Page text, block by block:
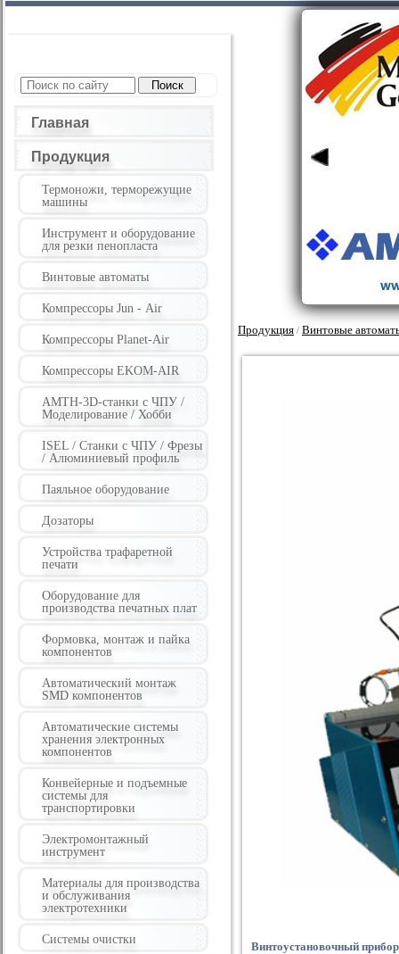
Главная
Продукция
Термоножи, терморежущие
машины
Инструмент и оборудование
для резки пенопласта
Винтовые автоматы
Компрессоры Jun - Air
Компрессоры Planet-Air
Компрессоры EKOM-AIR
AMTH-3D-станки с ЧПУ /
Моделирование / Хобби
ISEL / Станки с ЧПУ / Фрезы
/ Алюминиевый профиль
Паяльное оборудование
Дозаторы
Устройства трафаретной
печати
Оборудование для
производства печатных плат
Формовка, монтаж и пайка
компонентов
Автоматический монтаж
SMD компонентов
Автоматические системы
хранения электронных
компонентов
Конвейерные и подъемные
системы для
транспортировки
Электромонтажный
инструмент
Материалы для производства
и обслуживания
электротехники
Системы очистки
Продукция / Винтовые
Винтоустановочный прибор